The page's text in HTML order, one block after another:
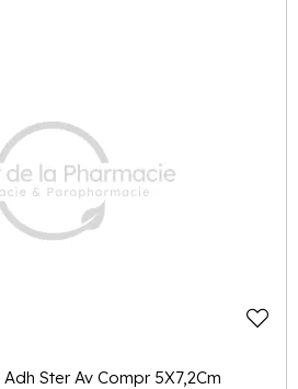
Ster Av Compr 5X7,2Cm